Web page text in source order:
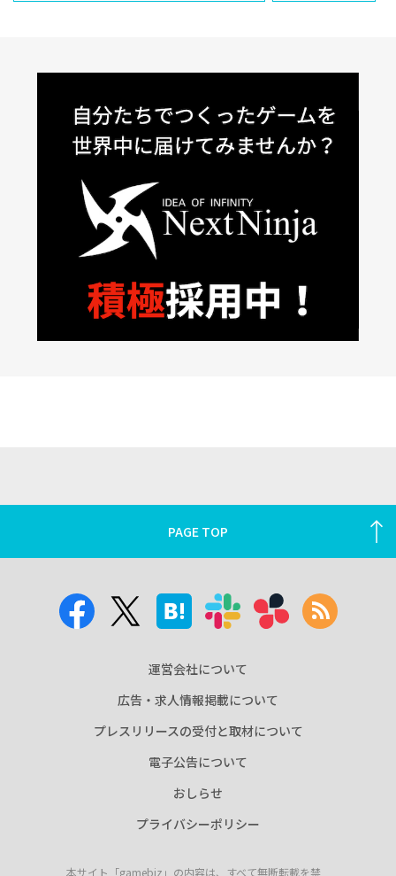
PAGE TOP
運営会社について
広告・求人情報掲載について
プレスリリースの受付と取材について
電子公告について
おしらせ
プライバシーポリシー
本サイト「gamebiz」の内容は、すべて無断転載を禁